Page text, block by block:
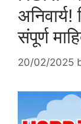
संपूर्ण
20/02/2025